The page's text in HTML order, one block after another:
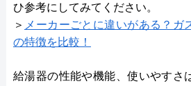
ひ参考にしてみてください。
＞ メーカーごとに違いがある？ガ
の特徴を比較！
給湯器の性能や機能、使いやすさ